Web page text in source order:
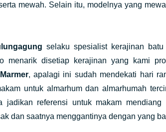
mewah. Selain itu, modelnya yang
selaku spesialist kerajinan
menarik disetiap kerajinan yang kami
, apalagi ini sudah mendekati hari
untuk almarhum dan almarhumah
jadikan referensi untuk makam
dan saatnya menggantinya dengan yang